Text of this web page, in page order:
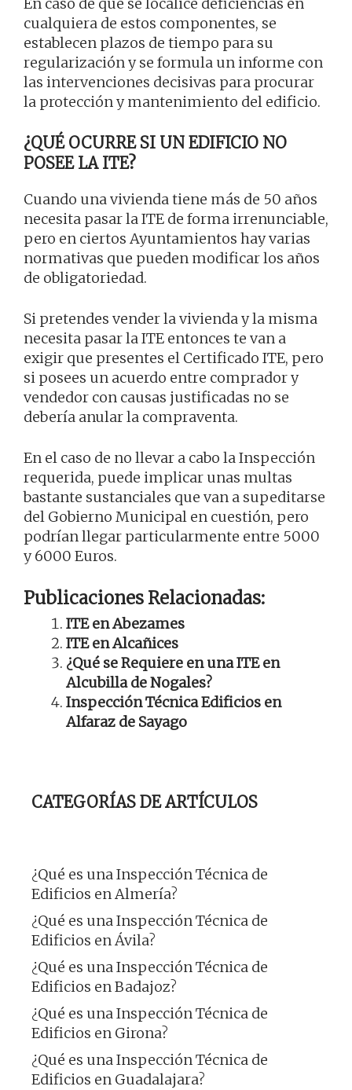
En caso de que se localice deficiencias en
cualquiera de estos componentes, se
establecen plazos de tiempo para su
regularización y se formula un informe con
las intervenciones decisivas para procurar
la protección y mantenimiento del edificio.
¿QUÉ OCURRE SI UN EDIFICIO NO
POSEE LA ITE?
Cuando una vivienda tiene más de 50 años
necesita pasar la ITE de forma irrenunciable,
pero en ciertos Ayuntamientos hay varias
normativas que pueden modificar los años
de obligatoriedad.
Si pretendes vender la vivienda y la misma
necesita pasar la ITE entonces te van a
exigir que presentes el Certificado ITE, pero
si posees un acuerdo entre comprador y
vendedor con causas justificadas no se
debería anular la compraventa.
En el caso de no llevar a cabo la Inspección
requerida, puede implicar unas multas
bastante sustanciales que van a supeditarse
del Gobierno Municipal en cuestión, pero
podrían llegar particularmente entre 5000
y 6000 Euros.
Publicaciones Relacionadas:
ITE en Abezames
ITE en Alcañices
¿Qué se Requiere en una ITE en
Alcubilla de Nogales?
Inspección Técnica Edificios en
Alfaraz de Sayago
CATEGORÍAS DE ARTÍCULOS
¿Qué es una Inspección Técnica de
Edificios en Almería?
¿Qué es una Inspección Técnica de
Edificios en Ávila?
¿Qué es una Inspección Técnica de
Edificios en Badajoz?
¿Qué es una Inspección Técnica de
Edificios en Girona?
¿Qué es una Inspección Técnica de
Edificios en Guadalajara?